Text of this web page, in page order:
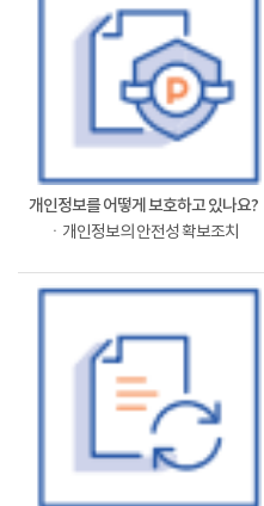
개인정보를 어떻게 보호하고 있나요?
ㆍ개인정보의 안전성 확보조치